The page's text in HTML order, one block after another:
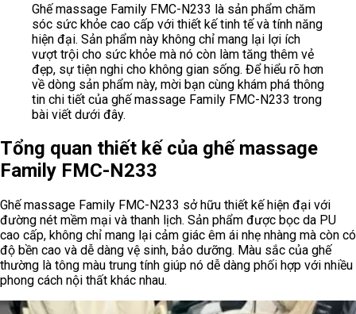
Ghế massage Family FMC-N233 là sản phẩm chăm
sóc sức khỏe cao cấp với thiết kế tinh tế và tính năng
hiện đại. Sản phẩm này không chỉ mang lại lợi ích
vượt trội cho sức khỏe mà nó còn làm tăng thêm vẻ
đẹp, sự tiện nghi cho không gian sống. Để hiểu rõ hơn
về dòng sản phẩm này, mời bạn cùng khám phá thông
tin chi tiết của ghế massage Family FMC-N233 trong
bài viết dưới đây.
Tổng quan thiết kế của ghế massage
Family FMC-N233
Ghế massage Family FMC-N233 sở hữu thiết kế hiện đại với
đường nét mềm mại và thanh lịch. Sản phẩm được bọc da PU
cao cấp, không chỉ mang lại cảm giác êm ái nhẹ nhàng mà còn có
độ bền cao và dễ dàng vệ sinh, bảo dưỡng. Màu sắc của ghế
thường là tông màu trung tính giúp nó dễ dàng phối hợp với nhiều
phong cách nội thất khác nhau.